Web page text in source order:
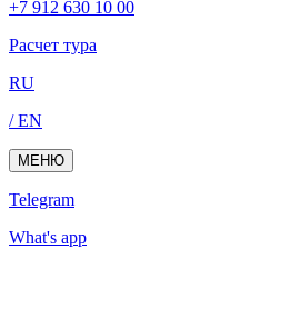
+7 912 630 10 00
Расчет тура
RU
/ EN
МЕНЮ
Telegram
What's app